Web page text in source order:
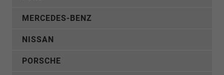
MERCEDES-BENZ
NISSAN
PORSCHE